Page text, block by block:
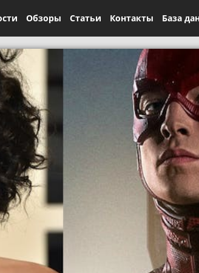
Обзоры Статьи Контакты База